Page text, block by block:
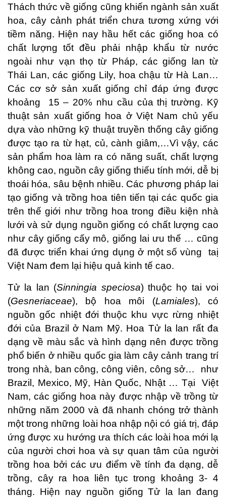
Thách thức về giống cũng khiến ngành sản xuất
hoa, cây cảnh phát triển chưa tương xứng với
tiềm năng. Hiện nay hầu hết các giống hoa có
chất lượng tốt đều phải nhập khẩu từ nước
ngoài như vạn thọ từ Pháp, các giống lan từ
Thái Lan, các giống Lily, hoa chậu từ Hà Lan…
Các cơ sở sản xuất giống chỉ đáp ứng được
khoảng 15 – 20% nhu cầu của thị trường. Kỹ
thuật sản xuất giống hoa ở Việt Nam chủ yếu
dựa vào những kỹ thuật truyền thống cây giống
được tạo ra từ hạt, củ, cành giâm,…Vì vậy, các
sản phẩm hoa làm ra có năng suất, chất lượng
không cao, nguồn cây giống thiếu tính mới, dễ bị
thoái hóa, sâu bệnh nhiều. Các phương pháp lai
tạo giống và trồng hoa tiên tiến tại các quốc gia
trên thế giới như trồng hoa trong điều kiện nhà
lưới và sử dụng nguồn giống có chất lượng cao
như cây giống cấy mô, giống lai ưu thế … cũng
đã được triển khai ứng dụng ở một số vùng taị
Việt Nam đem lại hiệu quả kinh tế cao.
Tử la lan (Sinningia speciosa) thuộc họ tai voi
(Gesneriaceae), bộ hoa môi (Lamiales), có
nguồn gốc nhiệt đới thuộc khu vực rừng nhiệt
đới của Brazil ở Nam Mỹ. Hoa Tử la lan rất đa
dạng về màu sắc và hình dạng nên được trồng
phổ biến ở nhiều quốc gia làm cây cảnh trang trí
trong nhà, ban công, công viên, công sở… như
Brazil, Mexico, Mỹ, Hàn Quốc, Nhật … Tại Việt
Nam, các giống hoa này được nhập về trồng từ
những năm 2000 và đã nhanh chóng trở thành
một trong những loài hoa nhập nội có giá trị, đáp
ứng được xu hướng ưa thích các loài hoa mới lạ
của người chơi hoa và sự quan tâm của người
trồng hoa bởi các ưu điểm về tính đa dạng, dễ
trồng, cây ra hoa liên tục trong khoảng 3- 4
tháng. Hiện nay nguồn giống Tử la lan đang